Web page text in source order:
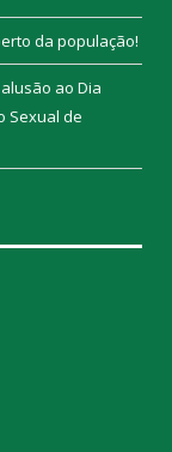
da população!
ao Dia
Sexual de